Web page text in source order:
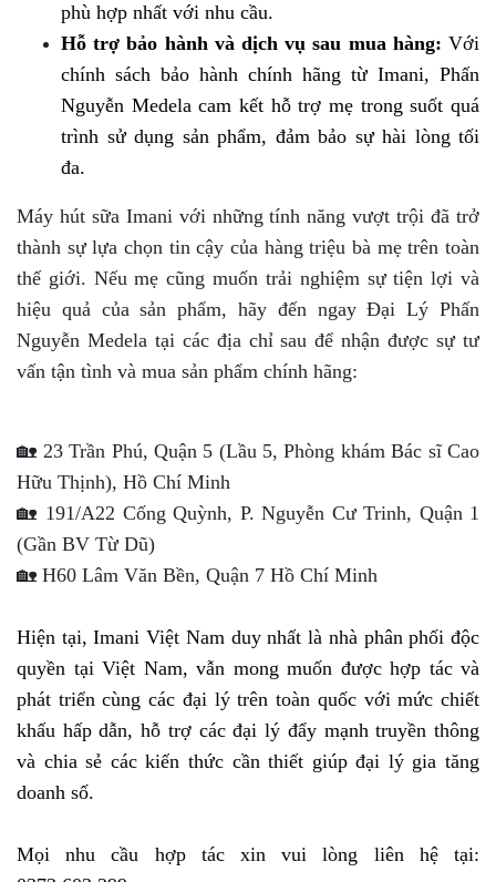
phù hợp nhất với nhu cầu.
Hỗ trợ bảo hành và dịch vụ sau mua hàng: Với
chính sách bảo hành chính hãng từ Imani, Phấn
Nguyễn Medela cam kết hỗ trợ mẹ trong suốt quá
trình sử dụng sản phẩm, đảm bảo sự hài lòng tối
đa.
Máy hút sữa Imani với những tính năng vượt trội đã trở
thành sự lựa chọn tin cậy của hàng triệu bà mẹ trên toàn
thế giới. Nếu mẹ cũng muốn trải nghiệm sự tiện lợi và
hiệu quả của sản phẩm, hãy đến ngay Đại Lý Phấn
Nguyễn Medela tại các địa chỉ sau để nhận được sự tư
vấn tận tình và mua sản phẩm chính hãng:
🏡 23 Trần Phú, Quận 5 (Lầu 5, Phòng khám Bác sĩ Cao
Hữu Thịnh), Hồ Chí Minh
🏡 191/A22 Cống Quỳnh, P. Nguyễn Cư Trinh, Quận 1
(Gần BV Từ Dũ)
🏡 H60 Lâm Văn Bền, Quận 7 Hồ Chí Minh
Hiện tại, Imani Việt Nam duy nhất là nhà phân phối độc
quyền tại Việt Nam, vẫn mong muốn được hợp tác và
phát triển cùng các đại lý trên toàn quốc với mức chiết
khấu hấp dẫn, hỗ trợ các đại lý đẩy mạnh truyền thông
và chia sẻ các kiến thức cần thiết giúp đại lý gia tăng
doanh số.
Mọi nhu cầu hợp tác xin vui lòng liên hệ tại: